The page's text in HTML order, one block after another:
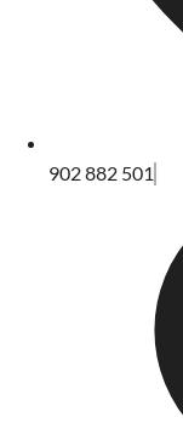
902 882 501